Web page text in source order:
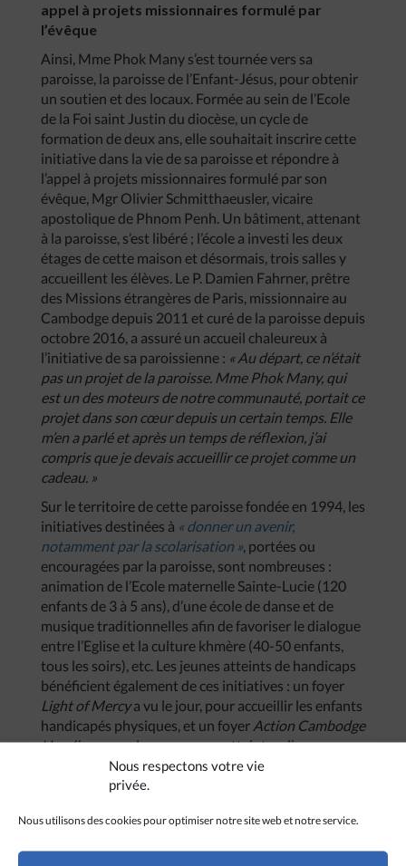
Nous respectons votre vie
privée.
Nous utilisons des cookies pour optimiser notre site web et notre service.
appel à projets missionnaires formulé par
l’évêque
Ainsi, Mme Phok Many s’est tournée vers sa
paroisse, la paroisse de l’Enfant-Jésus, pour obtenir
un soutien et des locaux. Formée au sein de l’Ecole
de la Foi saint Justin du diocèse, un cycle de
formation de deux ans, elle souhaitait inscrire cette
initiative dans la vie de sa paroisse et répondre à
l’appel à projets missionnaires formulé par son
évêque, Mgr Olivier Schmitthaeusler, vicaire
apostolique de Phnom Penh. Un bâtiment, attenant
à la paroisse, s’est libéré ; l’école a investi les deux
étages de cette maison et désormais, trois salles y
accueillent les élèves. Le P. Damien Fahrner, prêtre
des Missions étrangères de Paris, missionnaire au
Cambodge depuis 2011 et curé de la paroisse depuis
octobre 2016, a assuré un accueil chaleureux à
l’initiative de sa paroissienne : « Au départ, ce n’était
pas un projet de la paroisse. Mme Phok Many, qui
est un des moteurs de notre communauté, portait ce
projet dans son cœur depuis un certain temps. Elle
m’en a parlé et après un temps de réflexion, j’ai
compris que je devais accueillir ce projet comme un
cadeau. »
Sur le territoire de cette paroisse fondée en 1994, les
initiatives destinées à « donner un avenir,
notamment par la scolarisation », portées ou
encouragées par la paroisse, sont nombreuses :
animation de l’Ecole maternelle Sainte-Lucie (120
enfants de 3 à 5 ans), d’une école de danse et de
musique traditionnelles afin de favoriser le dialogue
entre l’Eglise et la culture khmère (40-50 enfants,
tous les soirs), etc. Les jeunes atteints de handicaps
bénéficient également de ces initiatives : un foyer
Light of Mercya vu le jour, pour accueillir les enfants
handicapés physiques, et un foyer Action Cambodge
Handicappour les personnes atteintes d’un
handicap mental. Le soutien au Centre pour enfants
autistes n’est dès lors pas une surprise :
sont nés soit à la paroisse directement, soit